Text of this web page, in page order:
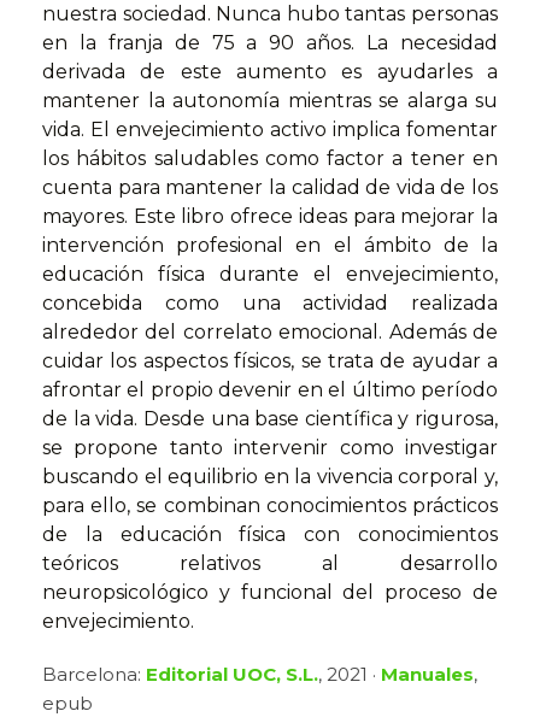
nuestra sociedad. Nunca hubo tantas personas
en la franja de 75 a 90 años. La necesidad
derivada de este aumento es ayudarles a
mantener la autonomía mientras se alarga su
vida. El envejecimiento activo implica fomentar
los hábitos saludables como factor a tener en
cuenta para mantener la calidad de vida de los
mayores. Este libro ofrece ideas para mejorar la
intervención profesional en el ámbito de la
educación física durante el envejecimiento,
concebida como una actividad realizada
alrededor del correlato emocional. Además de
cuidar los aspectos físicos, se trata de ayudar a
afrontar el propio devenir en el último período
de la vida. Desde una base científica y rigurosa,
se propone tanto intervenir como investigar
buscando el equilibrio en la vivencia corporal y,
para ello, se combinan conocimientos prácticos
de la educación física con conocimientos
teóricos relativos al desarrollo
neuropsicológico y funcional del proceso de
envejecimiento.
Barcelona: Editorial UOC, S.L., 2021 · Manuales,
epub